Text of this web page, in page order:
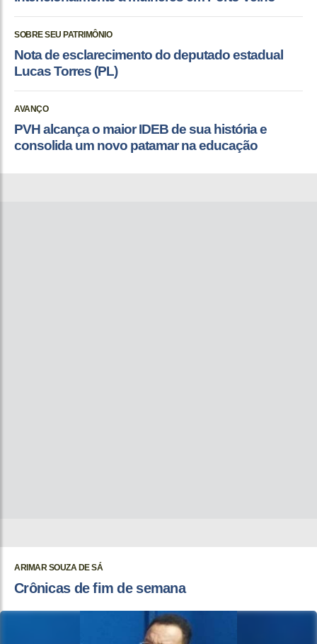
SOBRE SEU PATRIMÔNIO
Nota de esclarecimento do deputado estadual
Lucas Torres (PL)
AVANÇO
PVH alcança o maior IDEB de sua história e
consolida um novo patamar na educação
ARIMAR SOUZA DE SÁ
Crônicas de fim de semana